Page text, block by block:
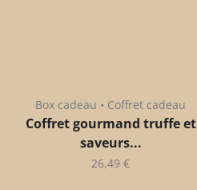
Box cadeau • Coffret cadeau
Coffret gourmand truffe et
saveurs...
26,49 €